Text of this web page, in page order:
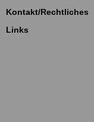
Kontakt/Rechtliches
Links